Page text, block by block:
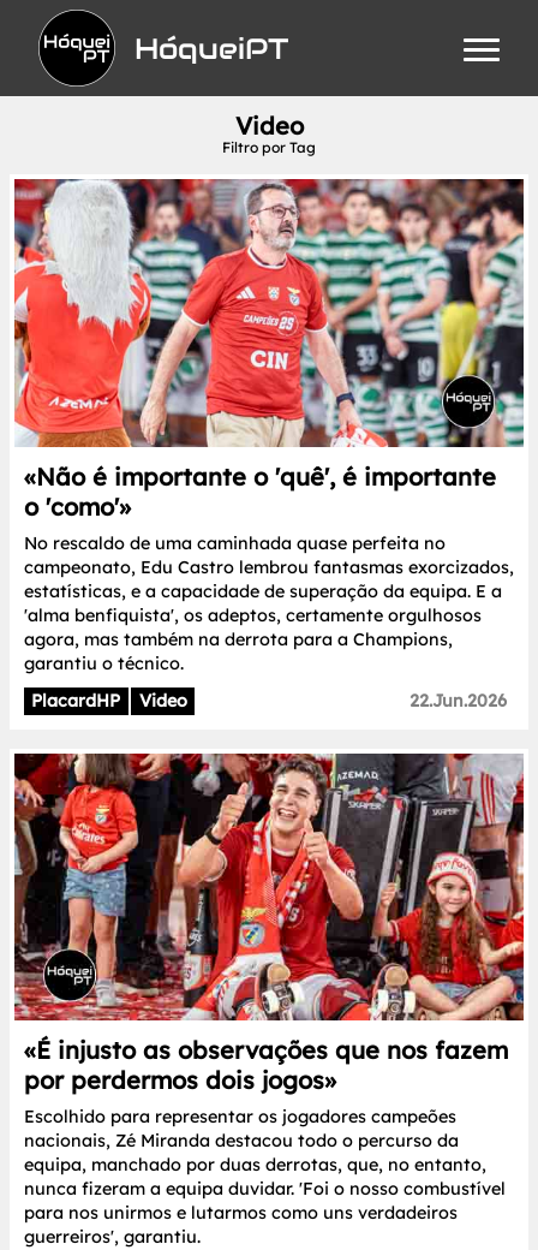
HóqueiPT
Video
Filtro por Tag
«Não é importante o 'quê', é importante
o 'como'»
No rescaldo de uma caminhada quase perfeita no
campeonato, Edu Castro lembrou fantasmas exorcizados,
estatísticas, e a capacidade de superação da equipa. E a
'alma benfiquista', os adeptos, certamente orgulhosos
agora, mas também na derrota para a Champions,
garantiu o técnico.
PlacardHP
Video 22.Jun.2026
«É injusto as observações que nos fazem
por perdermos dois jogos»
Escolhido para representar os jogadores campeões
nacionais, Zé Miranda destacou todo o percurso da
equipa, manchado por duas derrotas, que, no entanto,
nunca fizeram a equipa duvidar. 'Foi o nosso combustível
para nos unirmos e lutarmos como uns verdadeiros
guerreiros', garantiu.